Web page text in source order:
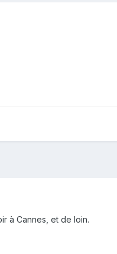
à Cannes, et de loin.